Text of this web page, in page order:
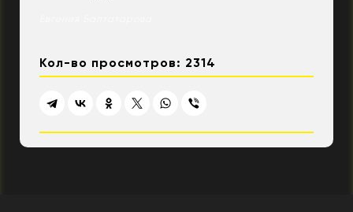
Кол-во просмотров: 2314